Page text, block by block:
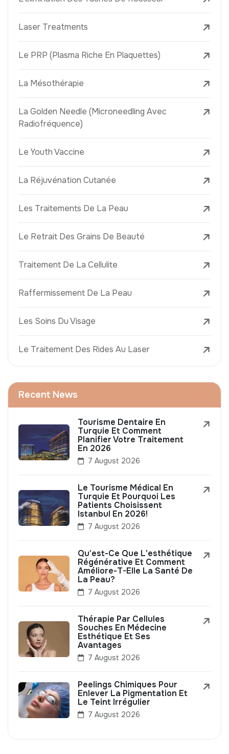
Laser Treatments
Le PRP (Plasma Riche En Plaquettes)
La Mésothérapie
La Golden Needle (Microneedling Avec
Radiofréquence)
Le Youth Vaccine
La Réjuvénation Cutanée
Les Traitements De La Peau
Le Retrait Des Grains De Beauté
Traitement De La Cellulite
Raffermissement De La Peau
Les Soins Du Visage
Le Traitement Des Rides Au Laser
Recent News
Tourisme Dentaire En
Turquie Et Comment
Planifier Votre Traitement
En 2026
7 August 2026
Le Tourisme Médical En
Turquie Et Pourquoi Les
Patients Choisissent
Istanbul En 2026!
7 August 2026
Qu'est-Ce Que L'esthétique
Régénérative Et Comment
Améliore-T-Elle La Santé De
La Peau?
7 August 2026
Thérapie Par Cellules
Souches En Médecine
Esthétique Et Ses
Avantages
7 August 2026
Peelings Chimiques Pour
Enlever La Pigmentation Et
Le Teint Irrégulier
7 August 2026